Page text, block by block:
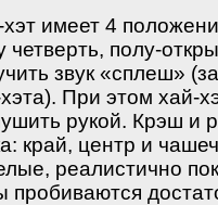
имеет 4
четверть, полу-
звук «сплеш»
При этом хай-
рукой. Крэш и
край, центр и
реалистично
пробиваются